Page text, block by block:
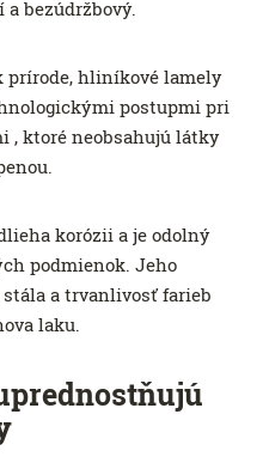
bezúdržbový.
prírode, hliníkové lamely
postupmi pri
, ktoré neobsahujú látky
korózii a je odolný
podmienok. Jeho
stála a trvanlivosť farieb
laku.